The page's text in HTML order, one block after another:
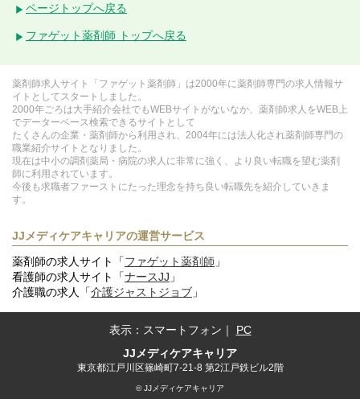
ページトップへ戻る
ファゲット薬剤師 トップへ戻る
薬剤師求人サイト「ファゲット薬剤師」は2000年に薬剤師専門の求人情報サ
イトとしてスタートしました。
2000年ごろは大手紹介会社でもWEBサイトがないなか、薬剤師求人をWEB上
でデーターベース検索できるサイトとして
たくさんの企業・薬剤師から利用され、2004年には法人化され薬剤師専門の
職業紹介サイトとなりました。
現在は中小の調剤薬局・病院の求人に非常に強く、より良い転職を望む薬剤
師に利用されています。
今後も求職者ファーストにたった理念を持ち良い転職先を紹介していきま
す。
JJメディケアキャリアの運営サービス
薬剤師の求人サイト「ファゲット薬剤師 」
看護師の求人サイト「ナースJJ 」
介護職の求人「介護ジャストジョブ 」
表示： スマートフォン ｜ PC
JJメディケアキャリア
東京都江戸川区篠崎町7-21-8 第2江戸鉄ビル2階
© JJメディケアキャリア